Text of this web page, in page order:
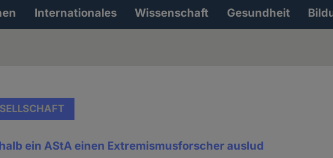
Volltextsuche
Internationales Wissenschaft Gesundheit
ein AStA einen Extremismusforscher auslud